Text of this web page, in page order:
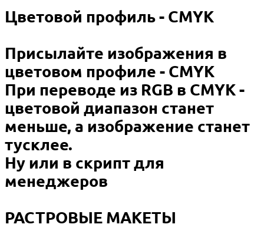
Цветовой профиль - CMYK
Присылайте изображения в
цветовом профиле - CMYK
При переводе из RGB в CMYK -
цветовой диапазон станет
меньше, а изображение станет
тусклее.
Ну или в скрипт для
менеджеров
РАСТРОВЫЕ МАКЕТЫ